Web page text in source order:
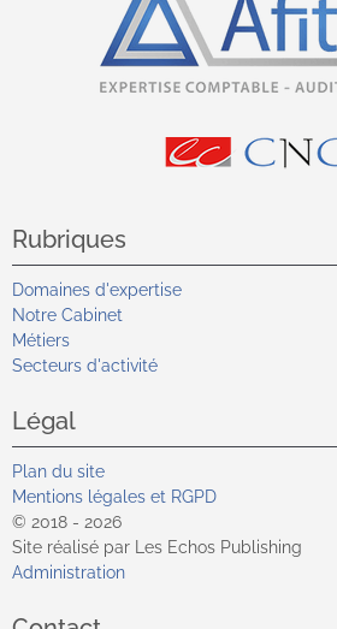
Rubriques
Domaines d'expertise
Notre Cabinet
Métiers
Secteurs d'activité
Légal
Plan du site
Mentions légales et RGPD
© 2018 - 2026
Site réalisé par Les Echos Publishing
Administration